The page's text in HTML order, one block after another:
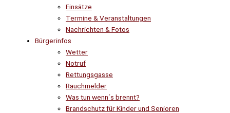
Einsätze
Termine & Veranstaltungen
Nachrichten & Fotos
Bürgerinfos
Wetter
Notruf
Rettungsgasse
Rauchmelder
Was tun wenn´s brennt?
Brandschutz für Kinder und Senioren